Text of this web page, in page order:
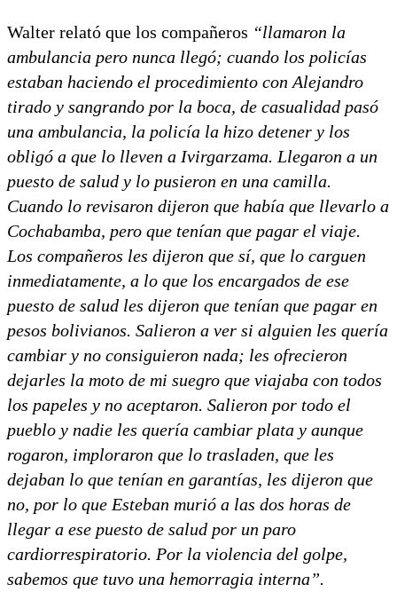
Walter relató que los compañeros “llamaron la
ambulancia pero nunca llegó; cuando los policías
estaban haciendo el procedimiento con Alejandro
tirado y sangrando por la boca, de casualidad pasó
una ambulancia, la policía la hizo detener y los
obligó a que lo lleven a Ivirgarzama. Llegaron a un
puesto de salud y lo pusieron en una camilla.
Cuando lo revisaron dijeron que había que llevarlo a
Cochabamba, pero que tenían que pagar el viaje.
Los compañeros les dijeron que sí, que lo carguen
inmediatamente, a lo que los encargados de ese
puesto de salud les dijeron que tenían que pagar en
pesos bolivianos. Salieron a ver si alguien les quería
cambiar y no consiguieron nada; les ofrecieron
dejarles la moto de mi suegro que viajaba con todos
los papeles y no aceptaron. Salieron por todo el
pueblo y nadie les quería cambiar plata y aunque
rogaron, imploraron que lo trasladen, que les
dejaban lo que tenían en garantías, les dijeron que
no, por lo que Esteban murió a las dos horas de
llegar a ese puesto de salud por un paro
cardiorrespiratorio. Por la violencia del golpe,
sabemos que tuvo una hemorragia interna”.